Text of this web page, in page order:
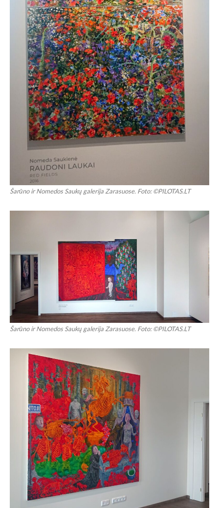
Šarūno ir Nomedos Saukų galerija Zarasuose. Foto: ©PILOTAS.LT
Šarūno ir Nomedos Saukų galerija Zarasuose. Foto: ©PILOTAS.LT